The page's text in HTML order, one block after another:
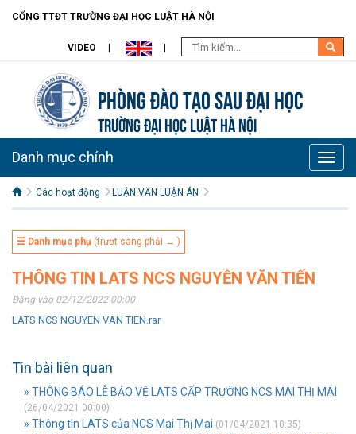
CỔNG TTĐT TRƯỜNG ĐẠI HỌC LUẬT HÀ NỘI
VIDEO
Phòng Đào tạo Sau đại học
TRƯỜNG ĐẠI HỌC LUẬT HÀ NỘI
Toggle
Danh mục chính
Các hoạt động LUẬN VĂN LUẬN ÁN
☰ Danh mục phụ (trượt sang phải → )
THÔNG TIN LATS NCS NGUYỄN VĂN TIẾN
Đăng vào 02/12/2022 00:00
LATS NCS NGUYEN VAN TIEN.rar
Tin bài liên quan
» THÔNG BÁO LỄ BẢO VỆ LATS CẤP TRƯỜNG NCS MAI THỊ MAI
(26/04/2021 00:00)
» Thông tin LATS của NCS Mai Thị Mai (01/04/2021 10:35)